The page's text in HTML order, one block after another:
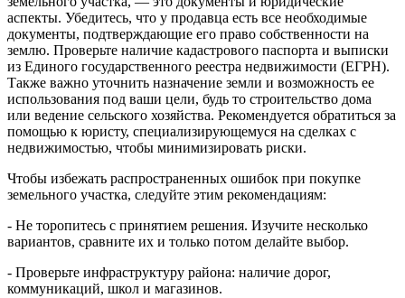
аспекты. Убедитесь, что у продавца есть все необходимые
документы, подтверждающие его право собственности на
землю. Проверьте наличие кадастрового паспорта и выписки
из Единого государственного реестра недвижимости (ЕГРН).
Также важно уточнить назначение земли и возможность ее
использования под ваши цели, будь то строительство дома
или ведение сельского хозяйства. Рекомендуется обратиться за
помощью к юристу, специализирующемуся на сделках с
недвижимостью, чтобы минимизировать риски.
Чтобы избежать распространенных ошибок при покупке
земельного участка, следуйте этим рекомендациям:
- Не торопитесь с принятием решения. Изучите несколько
вариантов, сравните их и только потом делайте выбор.
- Проверьте инфраструктуру района: наличие дорог,
коммуникаций, школ и магазинов.